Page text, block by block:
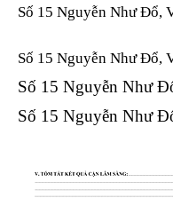
Số 15 Nguyễn Như Đổ,
Số 15 Nguyễn Như Đổ,
Số 15 Nguyễn Như
Số 15 Nguyễn Như